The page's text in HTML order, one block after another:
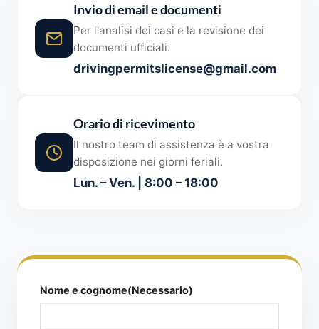
Invio di email e documenti
Per l'analisi dei casi e la revisione dei
documenti ufficiali.
drivingpermitslicense@gmail.com
Orario di ricevimento
Il nostro team di assistenza è a vostra
disposizione nei giorni feriali.
Lun. – Ven. | 8:00 – 18:00
Nome e cognome(Necessario)